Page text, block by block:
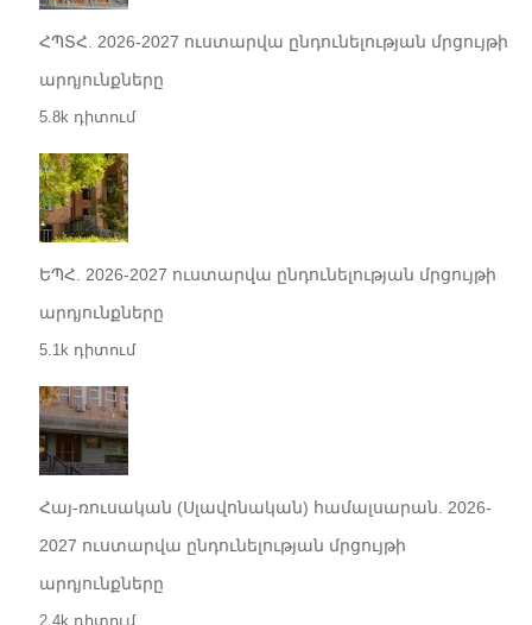
ՀՊՏՀ. 2026-2027 ուստարվա ընդունելության մրցույթի
արդյունքները
5.8k դիտում
ԵՊՀ. 2026-2027 ուստարվա ընդունելության մրցույթի
արդյունքները
5.1k դիտում
Հայ-ռուսական (Սլավոնական) համալսարան. 2026-
2027 ուստարվա ընդունելության մրցույթի
արդյունքները
2.4k դիտում